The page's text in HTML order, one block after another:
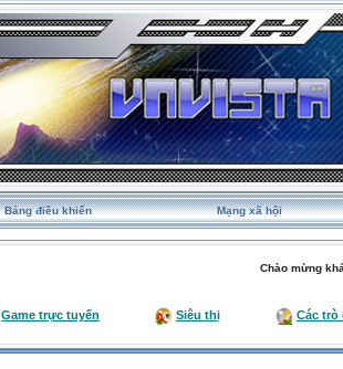
Bảng điều khiển Mạng xã hội
Chào mừng
Game trực tuyến Siêu thị Các trò